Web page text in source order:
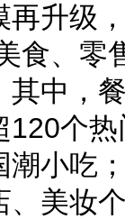
再升级
食、零
其中，
120个
潮小吃
、美妆